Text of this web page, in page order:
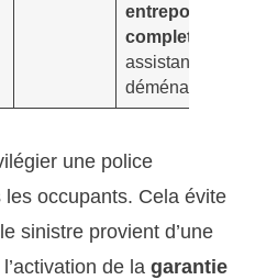
entreposage
complet
assistance
déménagement
une police
occupants. Cela évite
sinistre provient d’une
de la garantie